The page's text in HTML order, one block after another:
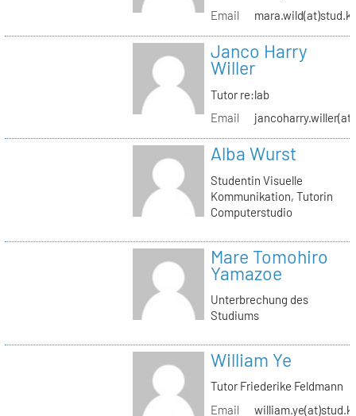
Email
Janco Harry
Willer
Tutor re:lab
Email
Alba Wurst
Studentin Visuelle
Kommunikation, Tutorin
Computerstudio
Mare Tomohiro
Yamazoe
Unterbrechung des
Studiums
William Ye
Tutor Friederike Feldmann
Email